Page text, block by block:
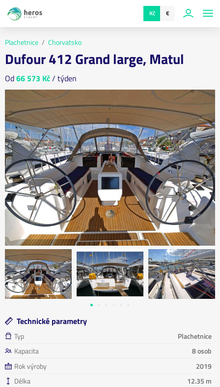
Kč €
Plachetnice Chorvatsko
Dufour 412 Grand large, Matul
Od66 573 Kč/ týden
Technické parametry
Typ
Plachetnice
Kapacita
8 osob
Rok výroby
2019
Délka
12.35 m